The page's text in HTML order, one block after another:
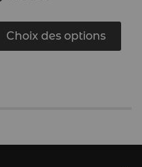
Choix des options